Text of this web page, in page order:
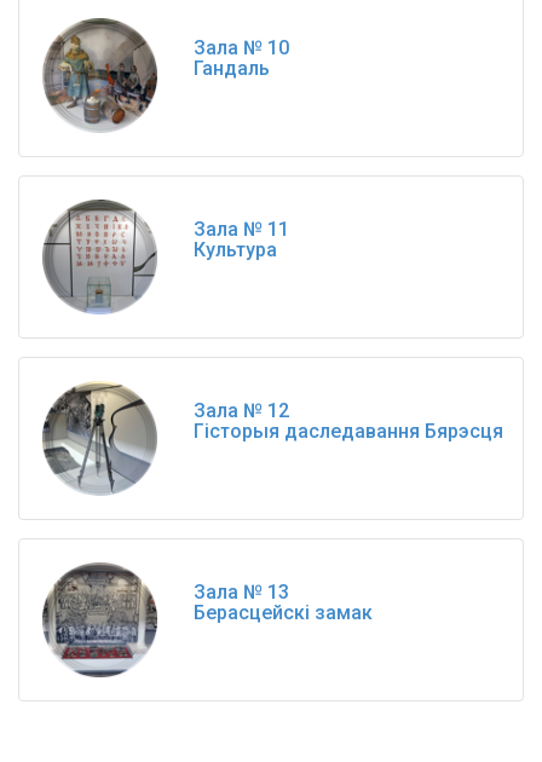
Зала № 10
Гандаль
Зала № 11
Культура
Зала № 12
Гісторыя даследавання Бярэсця
Зала № 13
Берасцейскі замак